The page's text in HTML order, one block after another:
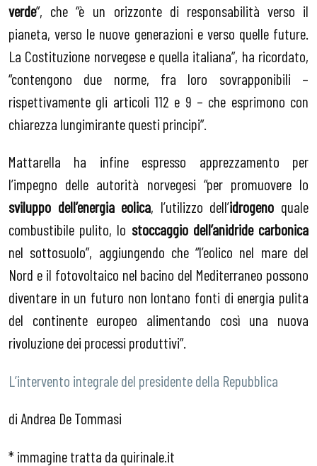
verde”, che “è un orizzonte di responsabilità verso il
pianeta, verso le nuove generazioni e verso quelle future.
La Costituzione norvegese e quella italiana”, ha ricordato,
“contengono due norme, fra loro sovrapponibili –
rispettivamente gli articoli 112 e 9 – che esprimono con
chiarezza lungimirante questi principi”.
Mattarella ha infine espresso apprezzamento per
l’impegno delle autorità norvegesi “per promuovere lo
sviluppo dell’energia eolica, l’utilizzo dell’idrogeno quale
combustibile pulito, lo stoccaggio dell’anidride carbonica
nel sottosuolo”, aggiungendo che “l’eolico nel mare del
Nord e il fotovoltaico nel bacino del Mediterraneo possono
diventare in un futuro non lontano fonti di energia pulita
del continente europeo alimentando così una nuova
rivoluzione dei processi produttivi”.
L’intervento integrale del presidente della Repubblica
di Andrea De Tommasi
* immagine tratta da quirinale.it